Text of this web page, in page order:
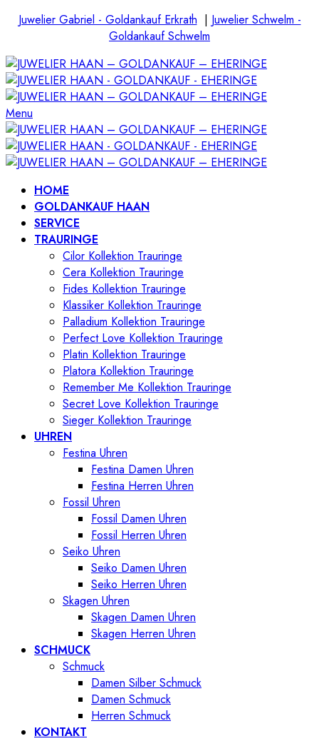
Juwelier Gabriel - Goldankauf Erkrath | Juwelier Schwelm -
Goldankauf Schwelm
Menu
HOME
GOLDANKAUF HAAN
SERVICE
TRAURINGE
Cilor Kollektion Trauringe
Cera Kollektion Trauringe
Fides Kollektion Trauringe
Klassiker Kollektion Trauringe
Palladium Kollektion Trauringe
Perfect Love Kollektion Trauringe
Platin Kollektion Trauringe
Platora Kollektion Trauringe
Remember Me Kollektion Trauringe
Secret Love Kollektion Trauringe
Sieger Kollektion Trauringe
UHREN
Festina Uhren
Festina Damen Uhren
Festina Herren Uhren
Fossil Uhren
Fossil Damen Uhren
Fossil Herren Uhren
Seiko Uhren
Seiko Damen Uhren
Seiko Herren Uhren
Skagen Uhren
Skagen Damen Uhren
Skagen Herren Uhren
SCHMUCK
Schmuck
Damen Silber Schmuck
Damen Schmuck
Herren Schmuck
KONTAKT